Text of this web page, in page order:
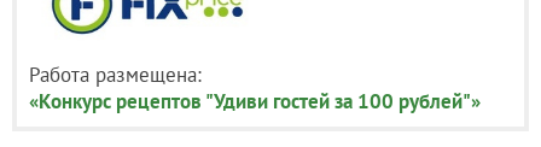
Работа размещена:
«Конкурс рецептов "Удиви гостей за 100 рублей"»